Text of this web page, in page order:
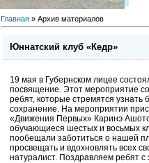
Главная » Архив материалов
Юннатский клуб «Кедр»
19 мая в Губернском лицее
посвящение. Этот мероприятие
ребят, которые стремятся узнать
сохранение. На мероприятии
«Движения Первых» Каринэ
обучающиеся шестых и восьмых
пообещали заботиться о нашей
просвещать и вдохновлять всех
натуралист. Поздравляем ребят